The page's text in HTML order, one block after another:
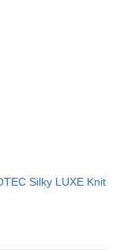
Silky LUXE Knit